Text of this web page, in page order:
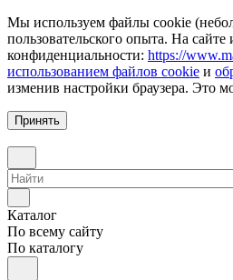
Мы используем файлы cookie
пользовательского опыта. На
конфиденциальности: https://
использованием файлов cookie и
изменив настройки браузера. Это
Принять
Каталог
По всему сайту
По каталогу